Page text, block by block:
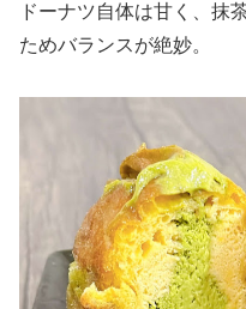
ドーナツ自体は甘く、抹
ためバランスが絶妙。